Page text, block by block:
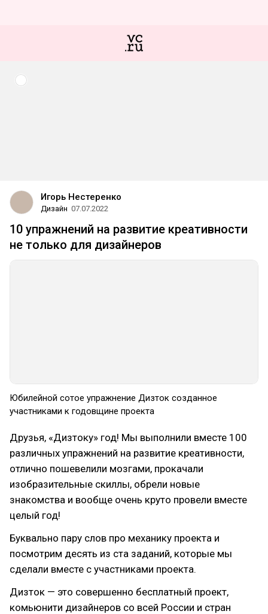
Игорь Нестеренко
Дизайн 07.07.2022
10 упражнений на развитие креативности
не только для дизайнеров
Юбилейной сотое упражнение Дизток созданное
участниками к годовщине проекта
Друзья, «Дизтоку» год! Мы выполнили вместе 100
различных упражнений на развитие креативности,
отлично пошевелили мозгами, прокачали
изобразительные скиллы, обрели новые
знакомства и вообще очень круто провели вместе
целый год!
Буквально пару слов про механику проекта и
посмотрим десять из ста заданий, которые мы
сделали вместе с участниками проекта.
Дизток — это совершенно бесплатный проект,
комьюнити дизайнеров со всей России и стран